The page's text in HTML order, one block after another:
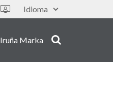
Idioma
Iruña Marka